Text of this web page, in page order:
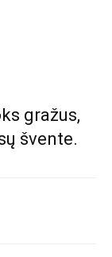
gražus,
švente.